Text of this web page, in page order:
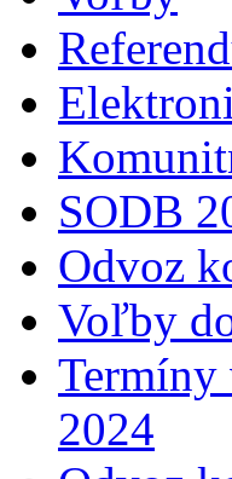
SODB
Odvoz
Voľby
Termíny
2024